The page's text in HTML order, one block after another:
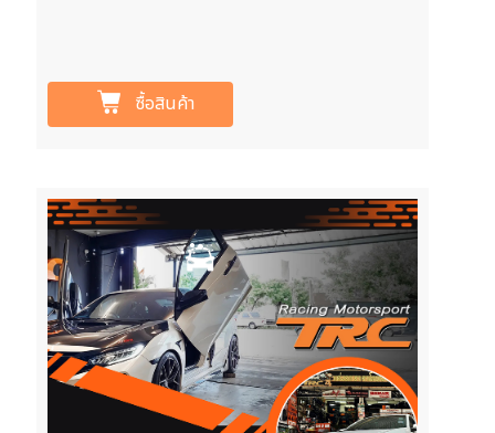
ซื้อสินค้า